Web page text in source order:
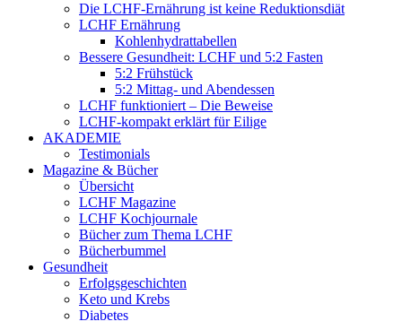
Die LCHF-Ernährung ist keine Reduktionsdiät
LCHF Ernährung
Kohlenhydrattabellen
Bessere Gesundheit: LCHF und 5:2 Fasten
5:2 Frühstück
5:2 Mittag- und Abendessen
LCHF funktioniert – Die Beweise
LCHF-kompakt erklärt für Eilige
AKADEMIE
Testimonials
Magazine & Bücher
Übersicht
LCHF Magazine
LCHF Kochjournale
Bücher zum Thema LCHF
Bücherbummel
Gesundheit
Erfolgsgeschichten
Keto und Krebs
Diabetes